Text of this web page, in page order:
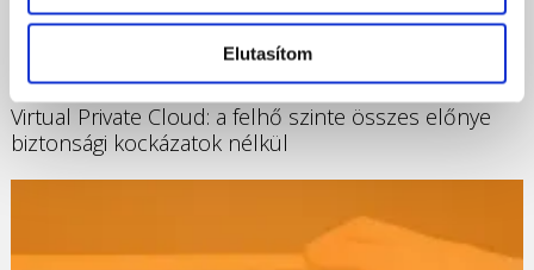
Elutasítom
2023-07-24
Virtual Private Cloud: a felhő szinte összes előnye
biztonsági kockázatok nélkül